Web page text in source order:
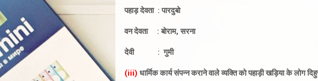
पहाड़ देवता : पारदुबो
वन देवता : बोराम, सरना
देवी : गुमी
(iii) धार्मिक कार्य संपन्न कराने वाले व्यक्ति को पहाड़ी खड़िया के लोग